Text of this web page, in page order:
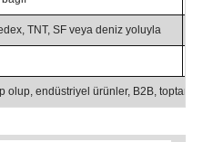
TNT, SF veya deniz yoluyla
olup, endüstriyel ürünler, B2B, toptan